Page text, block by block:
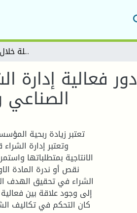
دور فعالية إدارة الشراء في زيادة ربحية المؤسسة دراسة حالة المركب الصناعي والتجاري الحضنة بالمسيلة خلال الفترة(2009-2018)
دور فعالية إدارة
الصناعي
تعتبر زيادة ربحية
وتعتبر إدارة
الانتاجية بمتطلباتها
نقص أو ندرة المادة
الشراء في تحقيق الهدف
إلى وجود علاقة بين
كان التحكم في تكاليف